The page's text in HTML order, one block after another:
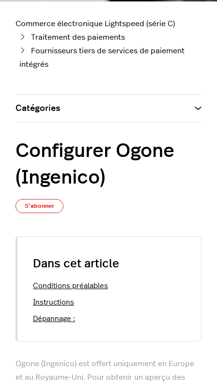
Commerce électronique Lightspeed (série C)
Traitement des paiements
Fournisseurs tiers de services de paiement
intégrés
Configurer Ogone
(Ingenico)
S’abonner
Dans cet article
Conditions préalables
Instructions
Dépannage :
Ogone (Ingenico) est offert uniquement en Europe
et au Royaume-Uni. Pour obtenir un aperçu des
Catégories